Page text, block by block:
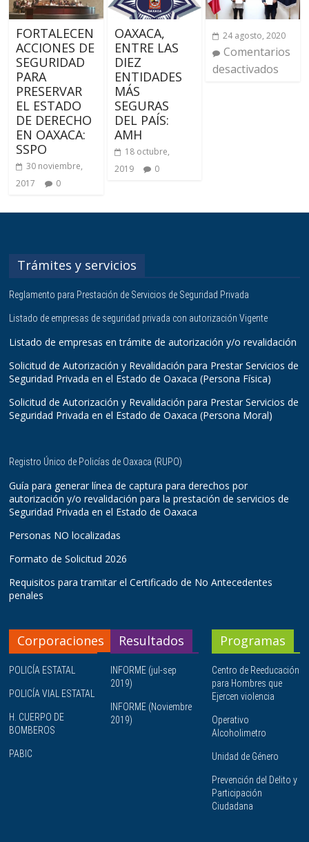
FORTALECEN
ACCIONES DE
SEGURIDAD
PARA
PRESERVAR
EL ESTADO
DE DERECHO
EN OAXACA:
SSPO
30 noviembre,
2017
0
OAXACA,
ENTRE LAS
DIEZ
ENTIDADES
MÁS
SEGURAS
DEL PAÍS:
AMH
18 octubre,
2019
0
24 agosto, 2020
Comentarios
desactivados
Trámites y servicios
Reglamento para Prestación de Servicios de Seguridad Privada
Listado de empresas de seguridad privada con autorización Vigente
Listado de empresas en trámite de autorización y/o revalidación
Solicitud de Autorización y Revalidación para Prestar Servicios de
Seguridad Privada en el Estado de Oaxaca (Persona Física)
Solicitud de Autorización y Revalidación para Prestar Servicios de
Seguridad Privada en el Estado de Oaxaca (Persona Moral)
Registro Único de Policías de Oaxaca (RUPO)
Guía para generar línea de captura para derechos por
autorización y/o revalidación para la prestación de servicios de
Seguridad Privada en el Estado de Oaxaca
Personas NO localizadas
Formato de Solicitud 2026
Requisitos para tramitar el Certificado de No Antecedentes
penales
Corporaciones
POLICÍA ESTATAL
POLICÍA VIAL ESTATAL
H. CUERPO DE
BOMBEROS
PABIC
Resultados
INFORME (jul-sep
2019)
INFORME (Noviembre
2019)
Programas
Centro de Reeducación
para Hombres que
Ejercen violencia
Operativo
Alcoholimetro
Unidad de Género
Prevención del Delito y
Participación
Ciudadana